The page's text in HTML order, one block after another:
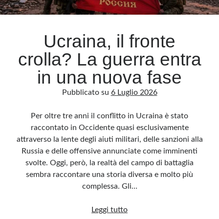
Archivio
Categorie
Questo blog non rappresenta una testata giornalistica, in quanto viene aggiornato
sensi della legge n· 62 del 7.03.2001. L’autore non è responsabile di quanto
pubblicato dai lettori nei commenti ai vari post. Saranno comunque cancellati quelli
ritenuti offensivi o lesivi dell’immagine o dell’onorabilità di terzi, di genere spam,
razzisti o che contengano dati personali non conformi al rispetto delle norme sulla
privacy. Alcune immagini inserite in questo blog sono tratte da Internet e, pertanto,
considerate di pubblico dominio. Qualora la loro pubblicazione violasse eventuali
diritti d’autore, vi invito a comunicarlo via e-mail a info[at]dinovalle.it e saranno
Ucraina, il fronte
crolla? La guerra entra
in una nuova fase
Pubblicato su 6 Luglio 2026
Per oltre tre anni il conflitto in Ucraina è stato
raccontato in Occidente quasi esclusivamente
attraverso la lente degli aiuti militari, delle sanzioni alla
Russia e delle offensive annunciate come imminenti
svolte. Oggi, però, la realtà del campo di battaglia
sembra raccontare una storia diversa e molto più
complessa. Gli…
Leggi tuttoUcraina,